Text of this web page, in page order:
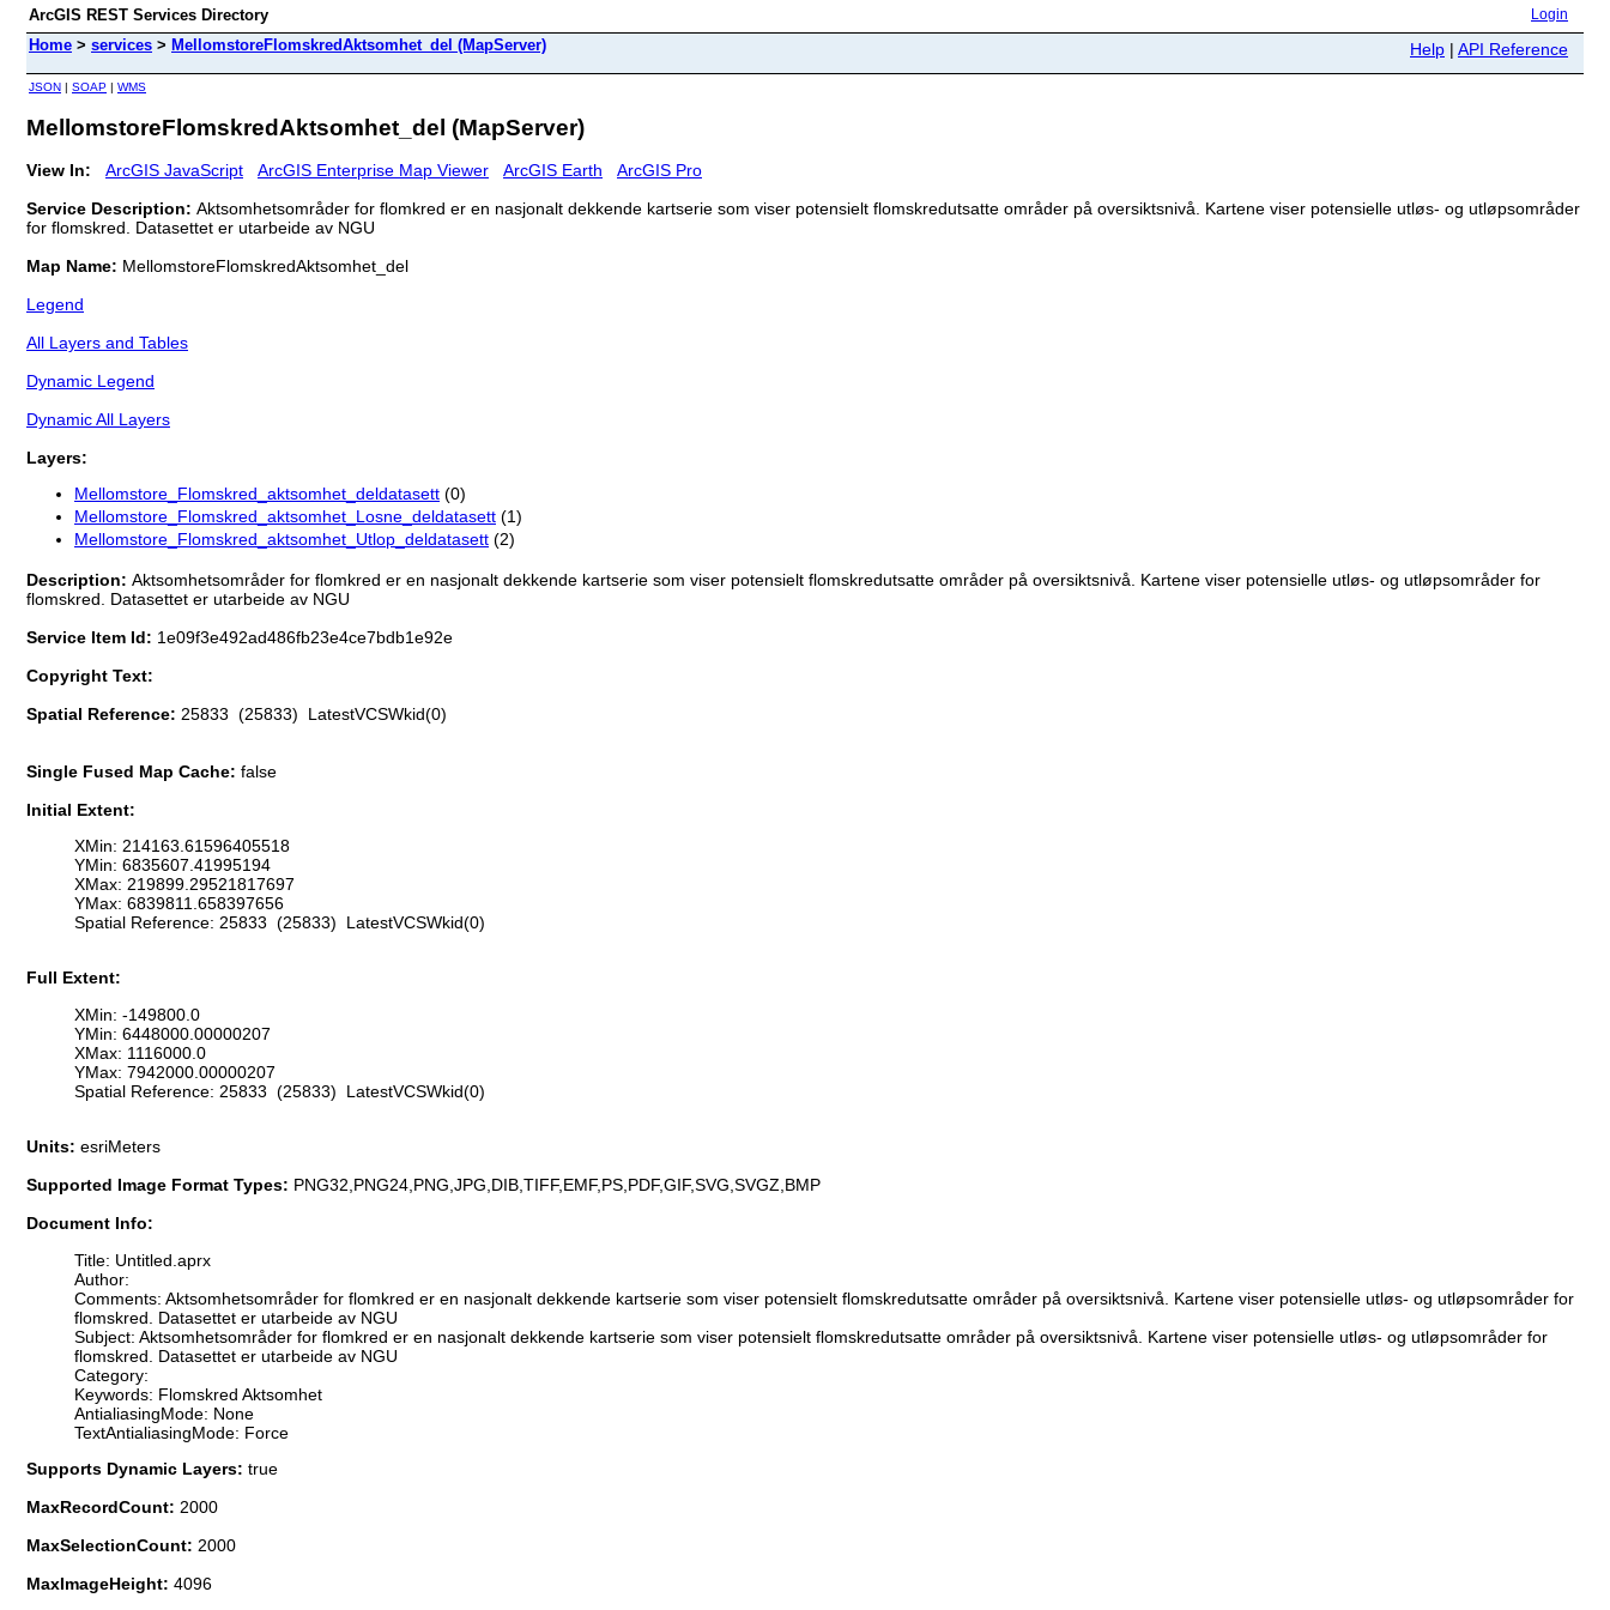
ArcGIS REST Services Directory Login
Home > services > MellomstoreFlomskredAktsomhet_del (MapServer) Help | API Reference
JSON | SOAP | WMS
MellomstoreFlomskredAktsomhet_del (MapServer)
View In: ArcGIS JavaScript ArcGIS Enterprise Map Viewer ArcGIS Earth
ArcGIS Pro
Service Description: Aktsomhetsområder for flomkred er en nasjonalt dekkende kartserie som viser potensielt flomskredutsatte områder på oversiktsnivå. Kartene viser potensielle utløs- og utløpsområder
for flomskred. Datasettet er utarbeide av NGU
Map Name: MellomstoreFlomskredAktsomhet_del
Legend
All Layers and Tables
Dynamic Legend
Dynamic All Layers
Layers:
Mellomstore_Flomskred_aktsomhet_deldatasett (0)
Mellomstore_Flomskred_aktsomhet_Losne_deldatasett (1)
Mellomstore_Flomskred_aktsomhet_Utlop_deldatasett (2)
Description: Aktsomhetsområder for flomkred er en nasjonalt dekkende kartserie som viser potensielt flomskredutsatte områder på oversiktsnivå. Kartene viser potensielle utløs- og utløpsområder for
flomskred. Datasettet er utarbeide av NGU
Service Item Id: 1e09f3e492ad486fb23e4ce7bdb1e92e
Copyright Text:
Spatial Reference: 25833 (25833) LatestVCSWkid(0)
Single Fused Map Cache: false
Initial Extent:
XMin: 214163.61596405518
YMin: 6835607.41995194
XMax: 219899.29521817697
YMax: 6839811.658397656
Spatial Reference: 25833 (25833) LatestVCSWkid(0)
Full Extent:
XMin: -149800.0
YMin: 6448000.00000207
XMax: 1116000.0
YMax: 7942000.00000207
Spatial Reference: 25833 (25833) LatestVCSWkid(0)
Units: esriMeters
Supported Image Format Types: PNG32,PNG24,PNG,JPG,DIB,TIFF,EMF,PS,PDF,GIF,SVG,SVGZ,BMP
Document Info:
Title: Untitled.aprx
Author:
Comments: Aktsomhetsområder for flomkred er en nasjonalt dekkende kartserie som viser potensielt flomskredutsatte områder på oversiktsnivå. Kartene viser potensielle utløs- og utløpsområder for
flomskred. Datasettet er utarbeide av NGU
Subject: Aktsomhetsområder for flomkred er en nasjonalt dekkende kartserie som viser potensielt flomskredutsatte områder på oversiktsnivå. Kartene viser potensielle utløs- og utløpsområder for
flomskred. Datasettet er utarbeide av NGU
Category:
Keywords: Flomskred Aktsomhet
AntialiasingMode: None
TextAntialiasingMode: Force
Supports Dynamic Layers: true
MaxRecordCount: 2000
MaxSelectionCount: 2000
MaxImageHeight: 4096